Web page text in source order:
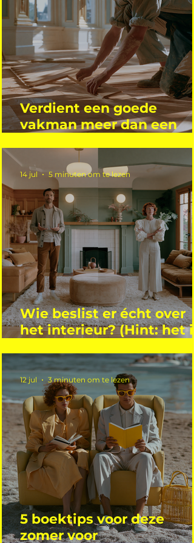
Verdient een goede
vakman meer dan een
Wie beslist er écht over
het interieur? (Hint: het is
14 jul 5 minuten om te lezen
5 boektips voor deze
zomer voor
12 jul 3 minuten om te lezen